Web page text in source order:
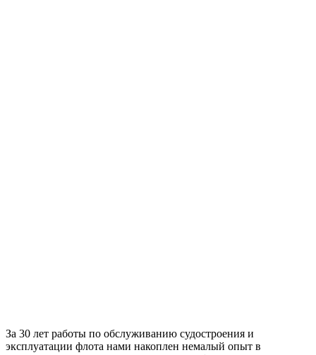
За 30 лет работы по обслуживанию судостроения и
эксплуатации флота нами накоплен немалый опыт в